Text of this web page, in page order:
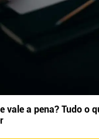
vale a pena? Tudo o